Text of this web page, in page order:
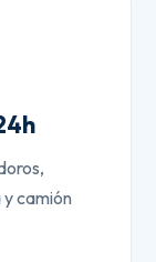
camión